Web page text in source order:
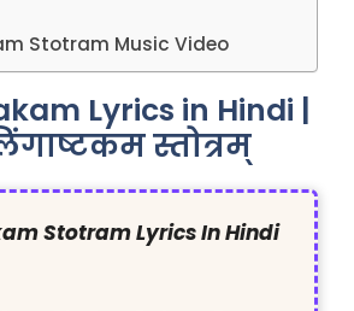
Stotram Music Video
Lyrics in Hindi |
स्तोत्रम्